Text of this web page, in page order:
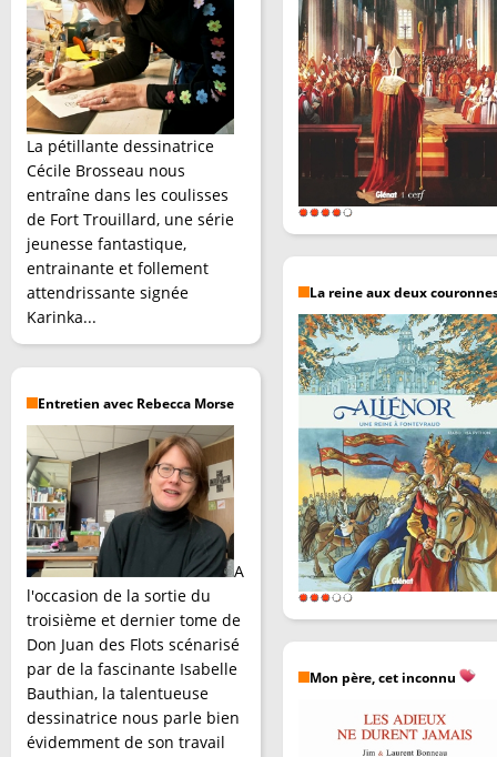
La pétillante dessinatrice
Cécile Brosseau nous
entraîne dans les coulisses
de Fort Trouillard, une série
jeunesse fantastique,
entrainante et follement
attendrissante signée
Karinka...
Entretien avec Rebecca Morse
A
l'occasion de la sortie du
troisième et dernier tome de
Don Juan des Flots scénarisé
par de la fascinante Isabelle
Bauthian, la talentueuse
dessinatrice nous parle bien
évidemment de son travail
La reine aux deux
Mon père, cet inconnu